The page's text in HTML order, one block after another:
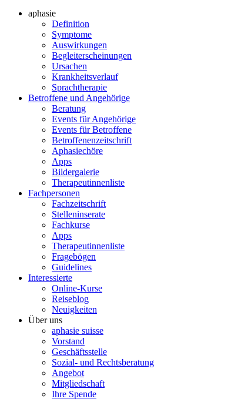
aphasie
Definition
Symptome
Auswirkungen
Begleiterscheinungen
Ursachen
Krankheitsverlauf
Sprachtherapie
Betroffene und Angehörige
Beratung
Events für Angehörige
Events für Betroffene
Betroffenenzeitschrift
Aphasiechöre
Apps
Bildergalerie
Therapeutinnenliste
Fachpersonen
Fachzeitschrift
Stelleninserate
Fachkurse
Apps
Therapeutinnenliste
Fragebögen
Guidelines
Interessierte
Online-Kurse
Reiseblog
Neuigkeiten
Über uns
aphasie suisse
Vorstand
Geschäftsstelle
Sozial- und Rechtsberatung
Angebot
Mitgliedschaft
Ihre Spende